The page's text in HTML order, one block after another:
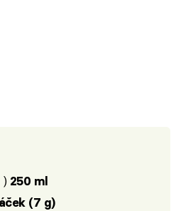
) 250 ml
(7 g)